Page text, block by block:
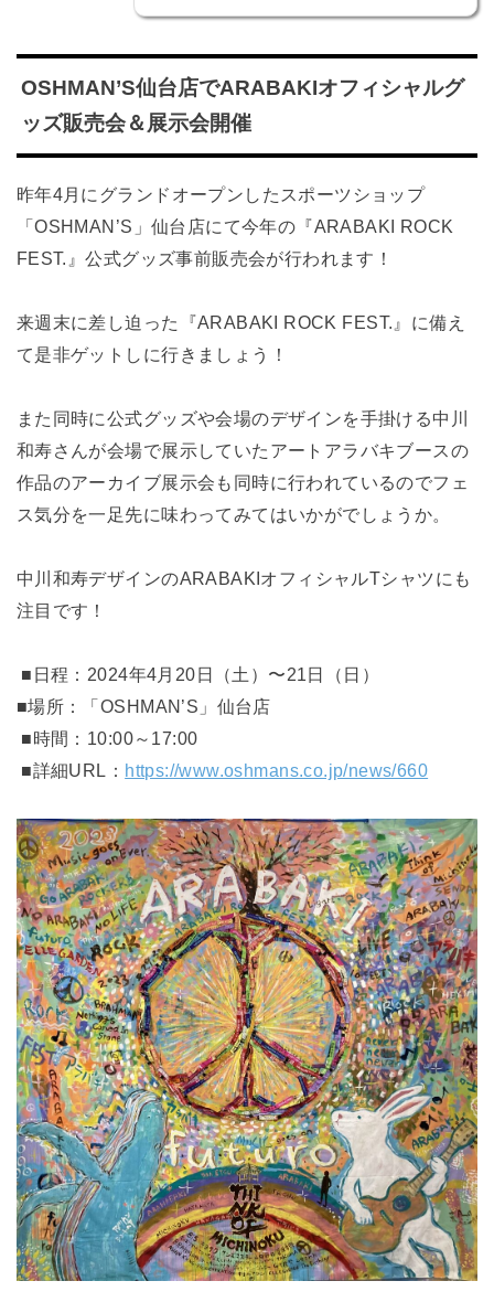
OSHMAN’S仙台店でARABAKIオフィシャルグ
ッズ販売会＆展示会開催
昨年4月にグランドオープンしたスポーツショップ
「OSHMAN’S」仙台店にて今年の『ARABAKI ROCK
FEST.』公式グッズ事前販売会が行われます！
来週末に差し迫った『ARABAKI ROCK FEST.』に備え
て是非ゲットしに行きましょう！
また同時に公式グッズや会場のデザインを手掛ける中川
和寿さんが会場で展示していたアートアラバキブースの
作品のアーカイブ展示会も同時に行われているのでフェ
ス気分を一足先に味わってみてはいかがでしょうか。
中川和寿デザインのARABAKIオフィシャルTシャツにも
注目です！
■日程：2024年4月20日（土）〜21日（日）
■場所：「OSHMAN’S」仙台店
■時間：10:00～17:00
■詳細URL： https://www.oshmans.co.jp/news/660